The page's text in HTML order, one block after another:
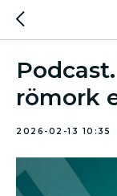
römork
2026-02-13 10:35